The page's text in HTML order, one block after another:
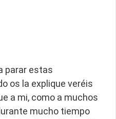
parar estas
os la explique veréis
a mi, como a muchos
mucho tiempo